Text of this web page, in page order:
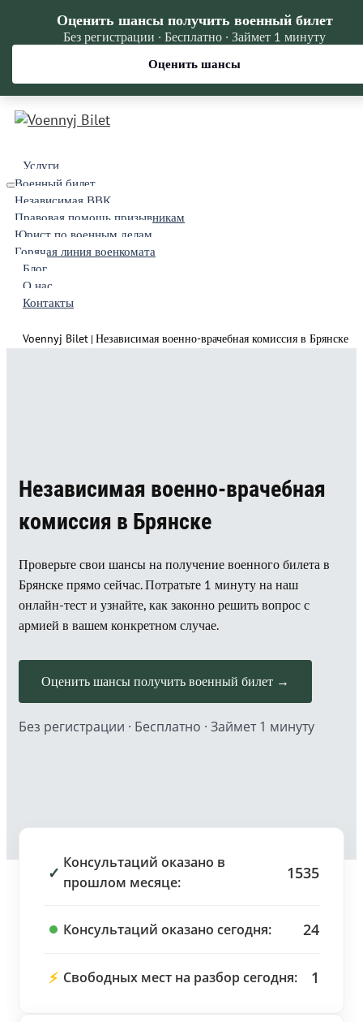
Услуги
Военный билет
Независимая ВВК
Правовая помощь призывникам
Юрист по военным делам
Горячая линия военкомата
Блог
О нас
Контакты
Voennyj Bilet | Независимая военно-врачебная комиссия в Брянске
Независимая военно-врачебная
комиссия в Брянске
Проверьте свои шансы на получение военного билета в
Брянске прямо сейчас. Потратьте 1 минуту на наш
онлайн-тест и узнайте, как законно решить вопрос с
армией в вашем конкретном случае.
Оценить шансы получить военный билет →
Без регистрации · Бесплатно · Займет 1 минуту
✓
Консультаций оказано в
прошлом месяце:
1535
Консультаций оказано сегодня: 24
⚡ Свободных мест на разбор сегодня: 1
Оценить шансы получить военный билет
Без регистрации · Бесплатно · Займет 1 минуту
Оценить шансы